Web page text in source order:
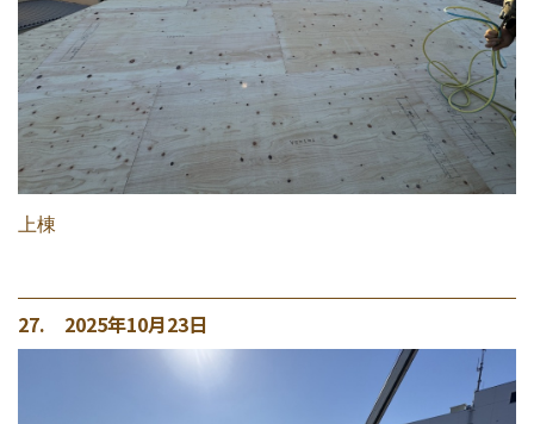
上棟
27. 2025年10月23日